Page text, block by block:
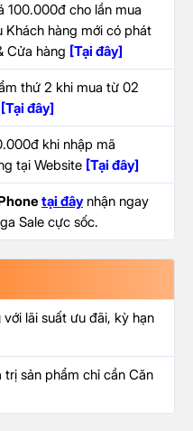
100.000đ cho lần mua
Khách hàng mới có phát
Cửa hàng [Tại đây]
thứ 2 khi mua từ 02
[Tại đây]
khi nhập mã
tại Website [Tại đây]
tại đâynhận ngay
Sale cực sốc.
với lãi suất ưu đãi, kỳ hạn
sản phẩm chỉ cần Căn